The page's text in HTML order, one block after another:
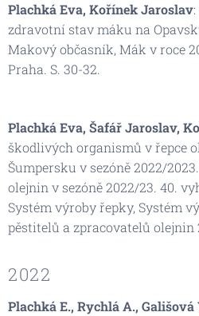
Plachká Eva, Kořínek Jaroslav
zdravotní stav máku na
Makový občasník, Mák v roce
Praha. S. 30-32.
Plachká Eva, Šafář Jaroslav,
škodlivých organismů v řepce
Šumpersku v sezóně 2022/
olejnin v sezóně 2022/23. 40.
Systém výroby řepky, Systém
pěstitelů a zpracovatelů olejnin
2022
Plachká E., Rychlá A.,